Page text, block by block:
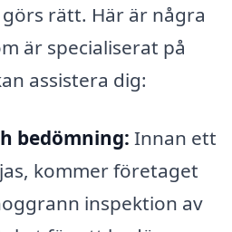
rätt. Här är några
är specialiserat på
assistera dig:
bedömning: Innan ett
kommer företaget
inspektion av